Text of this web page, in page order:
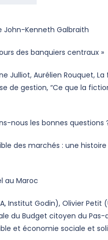
John-Kenneth Galbraith
des banquiers centraux »
Julliot, Aurélien Rouquet,
de gestion, “Ce que la
nous les bonnes questions
des marchés : une
au Maroc
Institut Godin), Olivier Petit
du Budget citoyen du Pas-
et économie sociale et